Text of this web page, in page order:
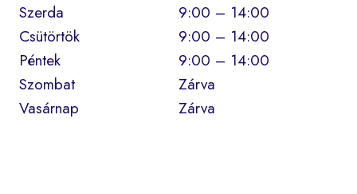
Szerda
Csütörtök
Péntek
Szombat
Vasárnap
9:00 – 14:00
9:00 – 14:00
9:00 – 14:00
Zárva
Zárva